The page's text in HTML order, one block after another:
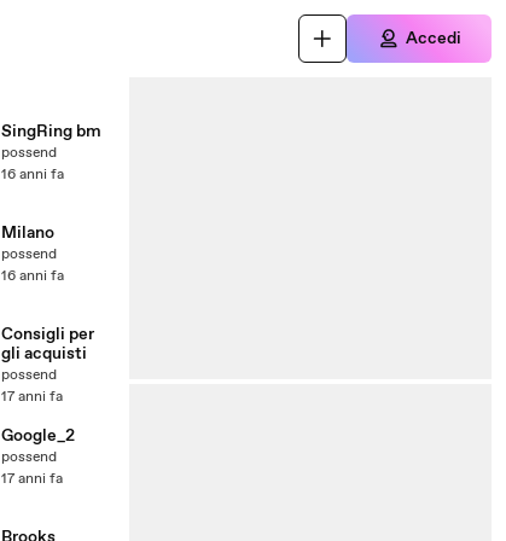
Accedi
SingRing bm
possend
16 anni fa
Milano
possend
16 anni fa
Consigli per
gli acquisti
possend
17 anni fa
Google_2
possend
17 anni fa